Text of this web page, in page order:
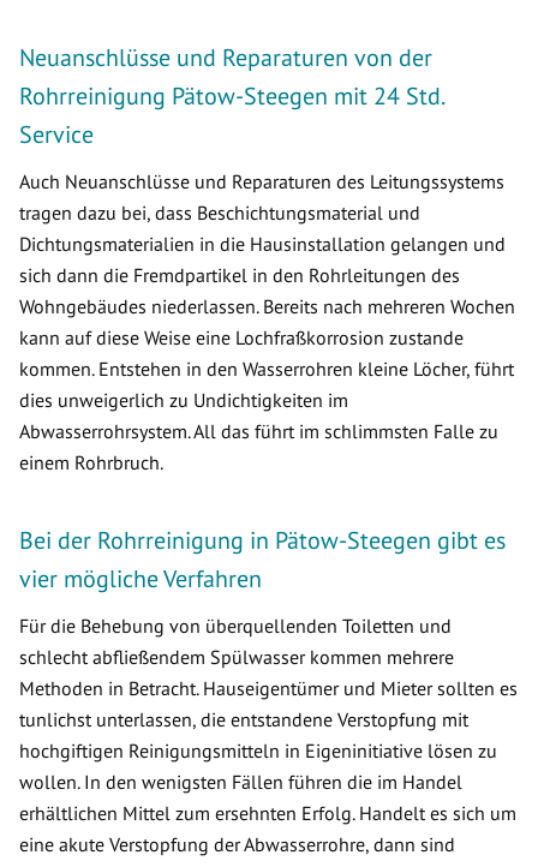
Neuanschlüsse und Reparaturen von der
Rohrreinigung Pätow-Steegen mit 24 Std.
Service
Auch Neuanschlüsse und Reparaturen des Leitungssystems
tragen dazu bei, dass Beschichtungsmaterial und
Dichtungsmaterialien in die Hausinstallation gelangen und
sich dann die Fremdpartikel in den Rohrleitungen des
Wohngebäudes niederlassen. Bereits nach mehreren Wochen
kann auf diese Weise eine Lochfraßkorrosion zustande
kommen. Entstehen in den Wasserrohren kleine Löcher, führt
dies unweigerlich zu Undichtigkeiten im
Abwasserrohrsystem. All das führt im schlimmsten Falle zu
einem Rohrbruch.
Bei der Rohrreinigung in Pätow-Steegen gibt es
vier mögliche Verfahren
Für die Behebung von überquellenden Toiletten und
schlecht abfließendem Spülwasser kommen mehrere
Methoden in Betracht. Hauseigentümer und Mieter sollten es
tunlichst unterlassen, die entstandene Verstopfung mit
hochgiftigen Reinigungsmitteln in Eigeninitiative lösen zu
wollen. In den wenigsten Fällen führen die im Handel
erhältlichen Mittel zum ersehnten Erfolg. Handelt es sich um
eine akute Verstopfung der Abwasserrohre, dann sind